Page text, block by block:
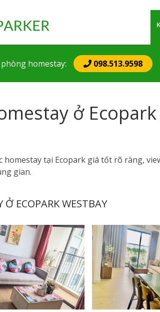
homestay: 098.513.9598
ở
homestay tại Ecopark giá tốt rõ ràng,
gian.
Ở ECOPARK WESTBAY